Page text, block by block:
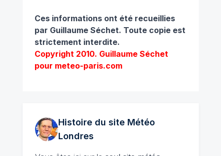
Ces informations ont été recueillies
par Guillaume Séchet. Toute copie est
strictement interdite.
Copyright 2010. Guillaume Séchet
pour meteo-paris.com
Histoire du site Météo
Londres